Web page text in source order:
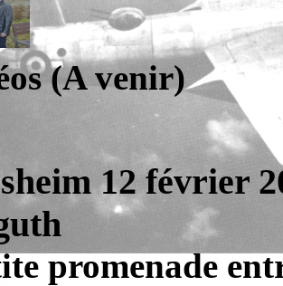
(A venir)
12 février
promenade